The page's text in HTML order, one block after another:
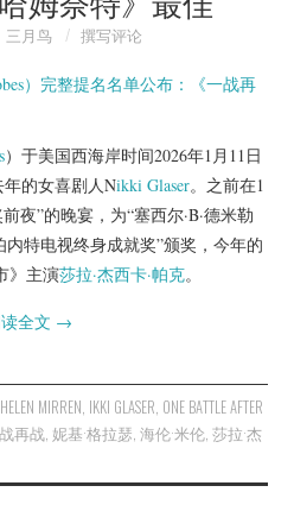
三月鸟 撰写评论
）于美国西海岸时间2026年1月11日
年的女喜剧人Nikki Glaser。之前在1
夜”的晚宴，为“塞西尔·B·德米勒
内特电视终身成就奖”颁奖，今年的
》主演莎拉·杰西卡·帕克。
全文 →
HELEN MIRREN, IKKI GLASER, ONE BATTLE AFTER
再战, 妮基·格拉瑟,海伦·米伦,莎拉·杰